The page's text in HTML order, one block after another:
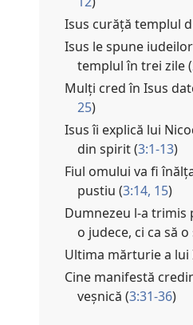
Isus curăță templul
Isus le spune
templul în trei zile (
Mulți cred în Isus
25)
Isus îi explică lui
din spirit (3:1-13)
Fiul omului va fi
pustiu (3:14, 15)
Dumnezeu l-a trimis
o judece, ci ca să o
Ultima mărturie a lui
Cine manifestă
veșnică (3:31-36)